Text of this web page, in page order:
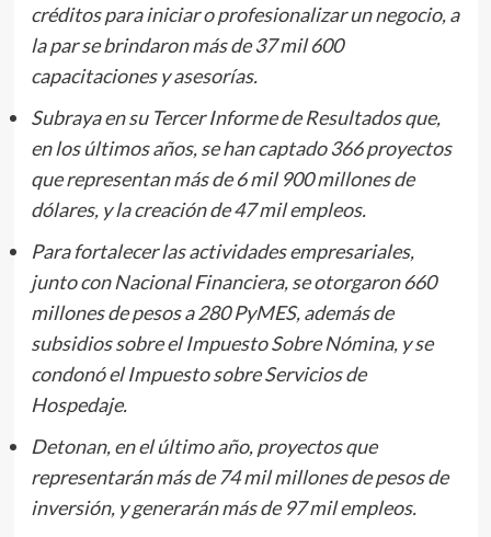
créditos para iniciar o profesionalizar un negocio, a
la par se brindaron más de 37 mil 600
capacitaciones y asesorías.
Subraya en su Tercer Informe de Resultados que,
en los últimos años, se han captado 366 proyectos
que representan más de 6 mil 900 millones de
dólares, y la creación de 47 mil empleos.
Para fortalecer las actividades empresariales,
junto con Nacional Financiera, se otorgaron 660
millones de pesos a 280 PyMES, además de
subsidios sobre el Impuesto Sobre Nómina, y se
condonó el Impuesto sobre Servicios de
Hospedaje.
Detonan, en el último año, proyectos que
representarán más de 74 mil millones de pesos de
inversión, y generarán más de 97 mil empleos.